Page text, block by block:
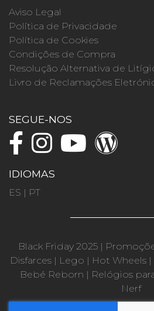
Aviso Legal
Política de Privacidade
Política de Cookies
Condições de Compra
Resolução Alternativa de
Livro de Reclamações
SEGUE-NOS
IDIOMAS
ES | PT
Black Friday 2025 |
Disfarces| Lego | Hot Wheels|
Bebé Reborn | Relógios
Nerf